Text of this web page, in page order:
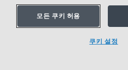
모든 쿠키 허용
쿠키 설정